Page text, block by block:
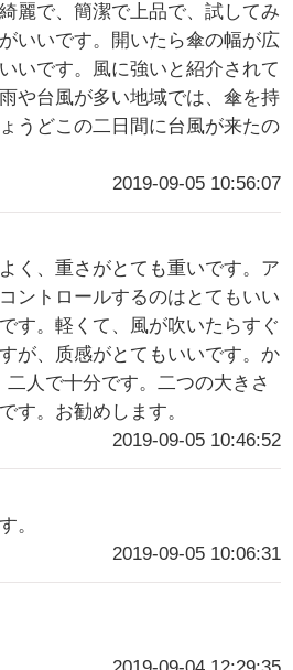
麗で、簡潔で上品で、試してみ
いいです。開いたら傘の幅が広
いです。風に強いと紹介されて
や台風が多い地域では、傘を持
うどこの二日間に台風が来たの
2019-09-05 10:56:07
く、重さがとても重いです。ア
ントロールするのはとてもいい
す。軽くて、風が吹いたらすぐ
が、质感がとてもいいです。か
人で十分です。二つの大きさ
す。お勧めします。
2019-09-05 10:46:52
。
2019-09-05 10:06:31